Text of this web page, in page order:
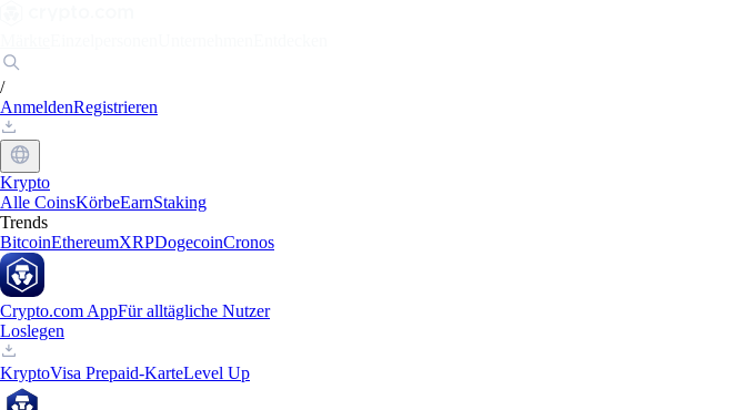
/
AnmeldenRegistrieren
Krypto
Alle CoinsKörbeEarnStaking
Trends
BitcoinEthereumXRPDogecoinCronos
Crypto.com AppFür alltägliche Nutzer
Loslegen
KryptoVisa Prepaid-KarteLevel Up